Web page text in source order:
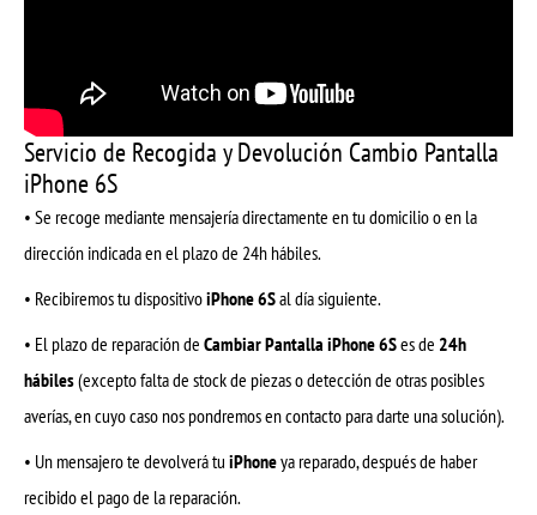
Servicio de Recogida y Devolución Cambio Pantalla
iPhone 6S
• Se recoge mediante mensajería directamente en tu domicilio o en la
dirección indicada en el plazo de 24h hábiles.
• Recibiremos tu dispositivoiPhone 6Sal día siguiente.
• El plazo de reparación deCambiar Pantalla iPhone 6Ses de 24h
hábiles(excepto falta de stock de piezas o detección de otras posibles
averías, en cuyo caso nos pondremos en contacto para darte una solución).
• Un mensajero te devolverá tuiPhoneya reparado, después de haber
recibido el pago de la reparación.